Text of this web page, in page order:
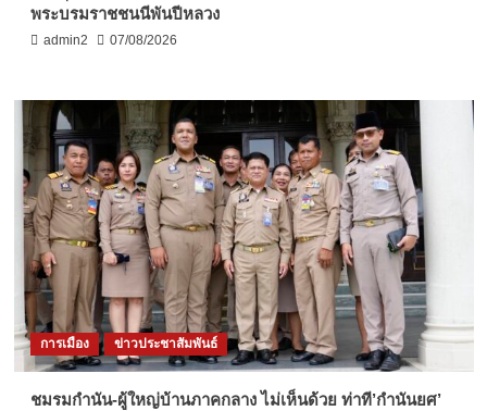
พระบรมราชชนนีพันปีหลวง
admin2 07/08/2026
การเมือง ข่าวประชาสัมพันธ์
ชมรมกำนัน-ผู้ใหญ่บ้านภาคกลาง ไม่เห็นด้วย ท่าที’กำนันยศ’